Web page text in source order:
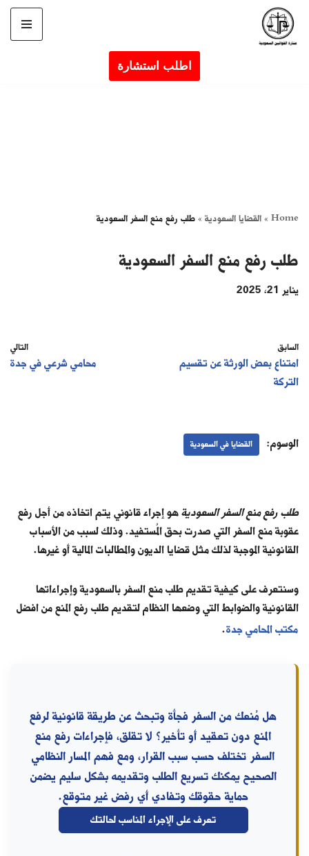
تخطى
اطلب استشارة
Home
»القضايا السعودية »طلب رفع منع السفر السعودية
طلب رفع منع السفر السعودية
يناير 21, 2025
السابق
امتناع بعض الورثة عن تقسيم
التركة
التالي
محامي شرعي في جدة
الوسوم: القضايا في السعودية
طلب رفع منع السفر السعوديةهو إجراء قانوني يتم اتخاذه من أجل رفع
عقوبة منع السفر التي صدرت بحق المُستفيد. وذلك لسبب من الأسباب
القانونية الموجبة لذلك مثل قضايا الديون والمطالبات المالية أو غيرها.
وسنتعرف على كيفية تقديم طلب منع السفر بالسعودية وإجراءاتها
القانونية والضوابط التي وضعها النظام لتقديم طلب رفع المنع من افضل
مكتب المحامي جدة.
هل مُنعك من السفر فجأة وتبحث عن طريقة قانونية لرفع
المنع دون تعقيد أو تأخير؟ لا تقلق، فإجراءات رفع منع
السفر تختلف حسب سبب القرار، ومع فهم المسار النظامي
الصحيح يمكنك تسريع الطلب وتقديمه بشكل سليم يضمن
حماية حقوقك وتفادي أي رفض غير متوقع.
تعرف على الإجراء المناسب لحالتك